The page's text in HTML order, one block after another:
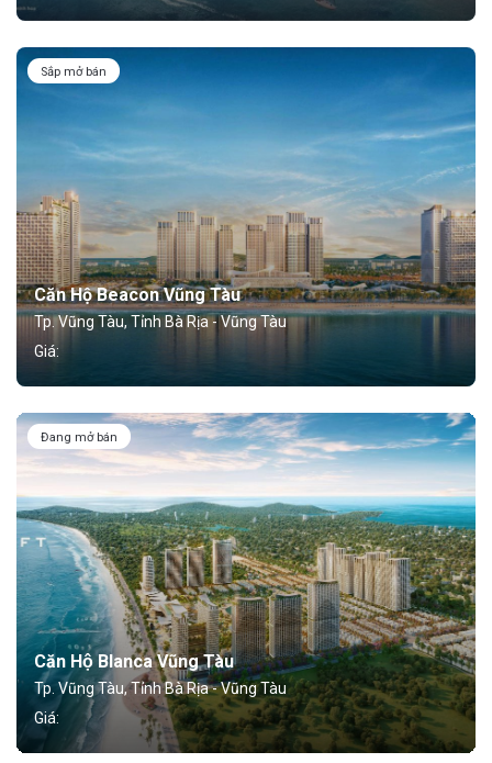
Sắp mở bán
Căn Hộ Beacon Vũng Tàu
Tp. Vũng Tàu, Tỉnh Bà Rịa - Vũng Tàu
Giá:
Đang mở bán
Căn Hộ Blanca Vũng Tàu
Tp. Vũng Tàu, Tỉnh Bà Rịa - Vũng Tàu
Giá: